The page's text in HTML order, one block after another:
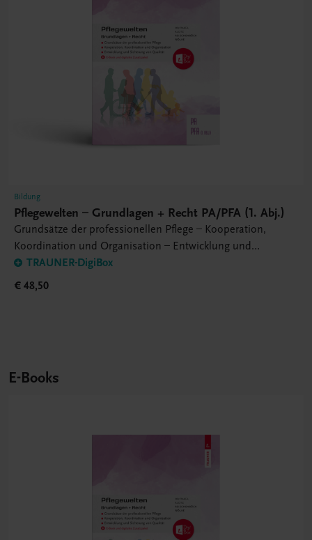
Bildung
Pflegewelten – Grundlagen + Recht PA/PFA (1. Abj.)
Grundsätze der professionellen Pflege – Kooperation,
Koordination und Organisation – Entwicklung und
Sicherung von Qualität
TRAUNER-DigiBox
€ 48,50
E-Books